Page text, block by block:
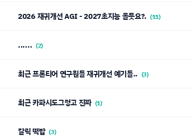
2026 재귀개선 AGI - 2027초지능 올듯요?. (11)
...... (2)
최근 프론티어 연구원들 재귀개선 예기들.. (3)
최근 카파시도그렇고 진짜 (1)
갈릭 떡밥 (3)